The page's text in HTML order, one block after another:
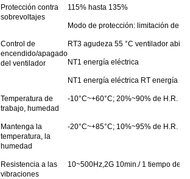
Protección contra
sobrevoltajes
115% hasta 135%
Modo de protección: limitación de
Control de
encendido/apagado
del ventilador
RT3 agudeza 55 °C ventilador
NT1 energía eléctrica
NT1 energía eléctrica RT energía
Temperatura de
trabajo, humedad
-10°C~+60°C; 20%~90% de H.R.
Mantenga la
temperatura, la
humedad
-20°C~+85°C; 10%~95% de H.R.
Resistencia a las
vibraciones
10~500Hz,2G 10min./ 1 tiempo de